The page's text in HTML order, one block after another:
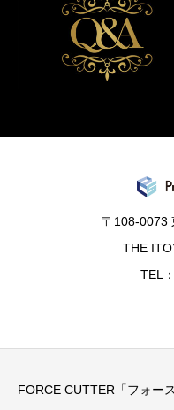
〒108-0073
THE
TEL
FORCE CUTTER「フォー